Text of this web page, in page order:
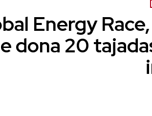
Energy
dona 20